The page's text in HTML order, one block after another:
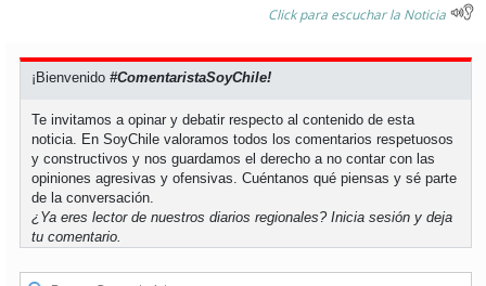
Click para escuchar la Noticia
¡Bienvenido#ComentaristaSoyChile!
Te invitamos a opinar y debatir respecto al contenido de esta
noticia. En SoyChile valoramos todos los comentarios respetuosos
y constructivos y nos guardamos el derecho a no contar con las
opiniones agresivas y ofensivas. Cuéntanos qué piensas y sé parte
de la conversación.
¿Ya eres lector de nuestros diarios regionales?Inicia sesión y deja
tu comentario.